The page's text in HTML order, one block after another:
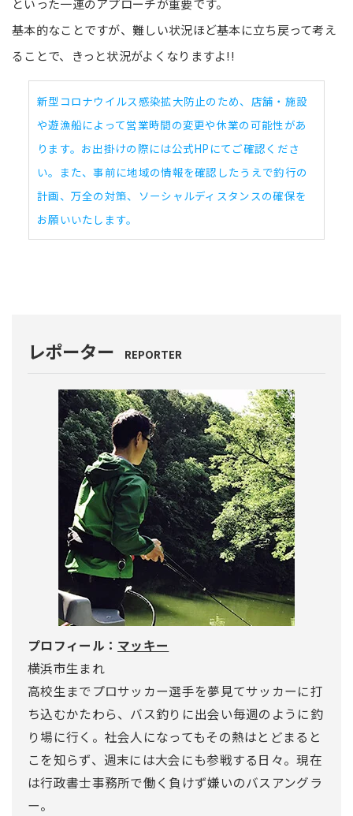
基本的なことですが、難しい状況ほど基本に立ち戻って考え
ることで、きっと状況がよくなりますよ!!
新型コロナウイルス感染拡大防止のため、店舗・施設
や遊漁船によって営業時間の変更や休業の可能性があ
ります。お出掛けの際には公式HPにてご確認くださ
い。また、事前に地域の情報を確認したうえで釣行の
計画、万全の対策、ソーシャルディスタンスの確保を
お願いいたします。
レポーター REPORTER
プロフィール： マッキー
横浜市生まれ
高校生までプロサッカー選手を夢見てサッカーに打
ち込むかたわら、バス釣りに出会い毎週のように釣
り場に行く。社会人になってもその熱はとどまると
こを知らず、週末には大会にも参戦する日々。現在
は行政書士事務所で働く負けず嫌いのバスアングラ
ー。